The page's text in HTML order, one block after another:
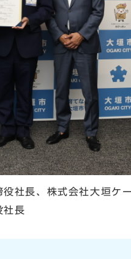
社長、株式会社大
長